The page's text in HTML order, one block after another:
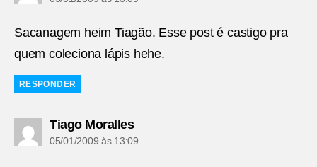
Sacanagem heim Tiagão. Esse post é castigo pra
quem coleciona lápis hehe.
RESPONDER
Tiago Morallesdiz:
05/01/2009 às 13:09